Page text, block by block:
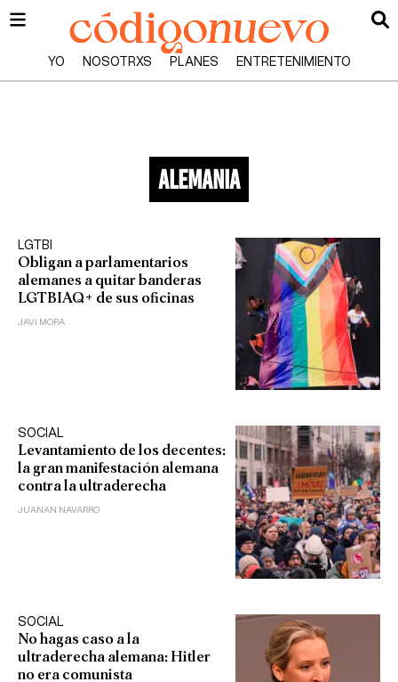
YO NOSOTRXS PLANES ENTRETENIMIENTO
alemania
LGTBI
Obligan a parlamentarios
alemanes a quitar banderas
LGTBIAQ+ de sus oficinas
JAVI MORA
SOCIAL
Levantamiento de los decentes:
la gran manifestación alemana
contra la ultraderecha
JUANAN NAVARRO
SOCIAL
No hagas caso a la
ultraderecha alemana: Hitler
no era comunista